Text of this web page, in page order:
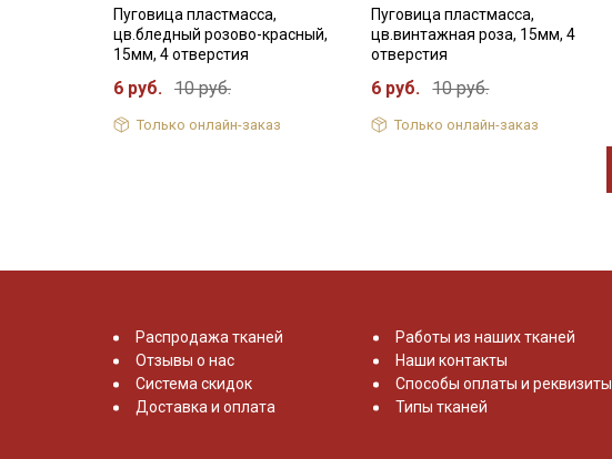
Пуговица пластмасса,
цв.бледный розово-красный,
15мм, 4 отверстия
6 руб. 10 руб.
Только онлайн-заказ
Пуговица пластмасса,
цв.винтажная роза, 15мм, 4
отверстия
6 руб. 10 руб.
Только онлайн-заказ
Распродажа тканей
Отзывы о нас
Система скидок
Доставка и оплата
Работы из наших тканей
Наши контакты
Способы оплаты и реквизиты
Типы тканей